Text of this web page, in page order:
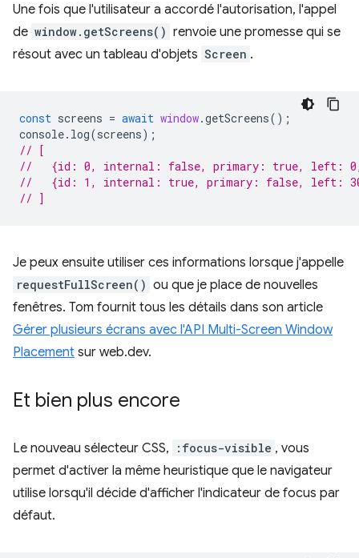
Une fois que l'utilisateur a accordé l'autorisation, l'appel
de window.getScreens() renvoie une promesse qui se
résout avec un tableau d'objets Screen .
const screens = await window.getScreens();
console. log(screens);
// [
//   {id: 0, internal: false, primary: true, left:
//   {id: 1, internal: true, primary: false, left:
// ]
Je peux ensuite utiliser ces informations lorsque j'appelle
requestFullScreen() ou que je place de nouvelles
fenêtres. Tom fournit tous les détails dans son article
Gérer plusieurs écrans avec l'API Multi-Screen Window
Placement sur web.dev.
Et bien plus encore
Le nouveau sélecteur CSS, :focus-visible , vous
permet d'activer la même heuristique que le navigateur
utilise lorsqu'il décide d'afficher l'indicateur de focus par
défaut.